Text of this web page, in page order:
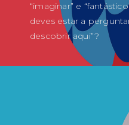
“imaginar” e
deves estar a
descobrir aqui”?